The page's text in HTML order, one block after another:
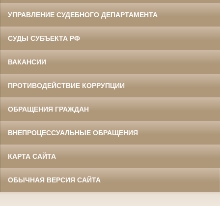
УПРАВЛЕНИЕ СУДЕБНОГО ДЕПАРТАМЕНТА
СУДЫ СУБЪЕКТА РФ
ВАКАНСИИ
ПРОТИВОДЕЙСТВИЕ КОРРУПЦИИ
ОБРАЩЕНИЯ ГРАЖДАН
ВНЕПРОЦЕССУАЛЬНЫЕ ОБРАЩЕНИЯ
КАРТА САЙТА
ОБЫЧНАЯ ВЕРСИЯ САЙТА